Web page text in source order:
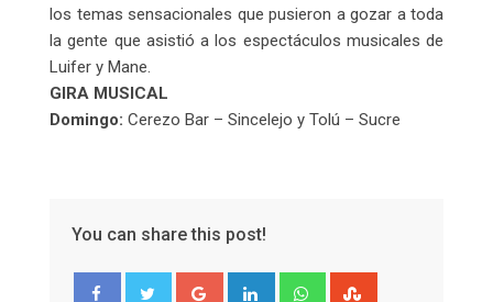
los temas sensacionales que pusieron a gozar a toda
la gente que asistió a los espectáculos musicales de
Luifer y Mane.
GIRA MUSICAL
Domingo: Cerezo Bar – Sincelejo y Tolú – Sucre
You can share this post!
Google+ LinkedIn Whatsapp